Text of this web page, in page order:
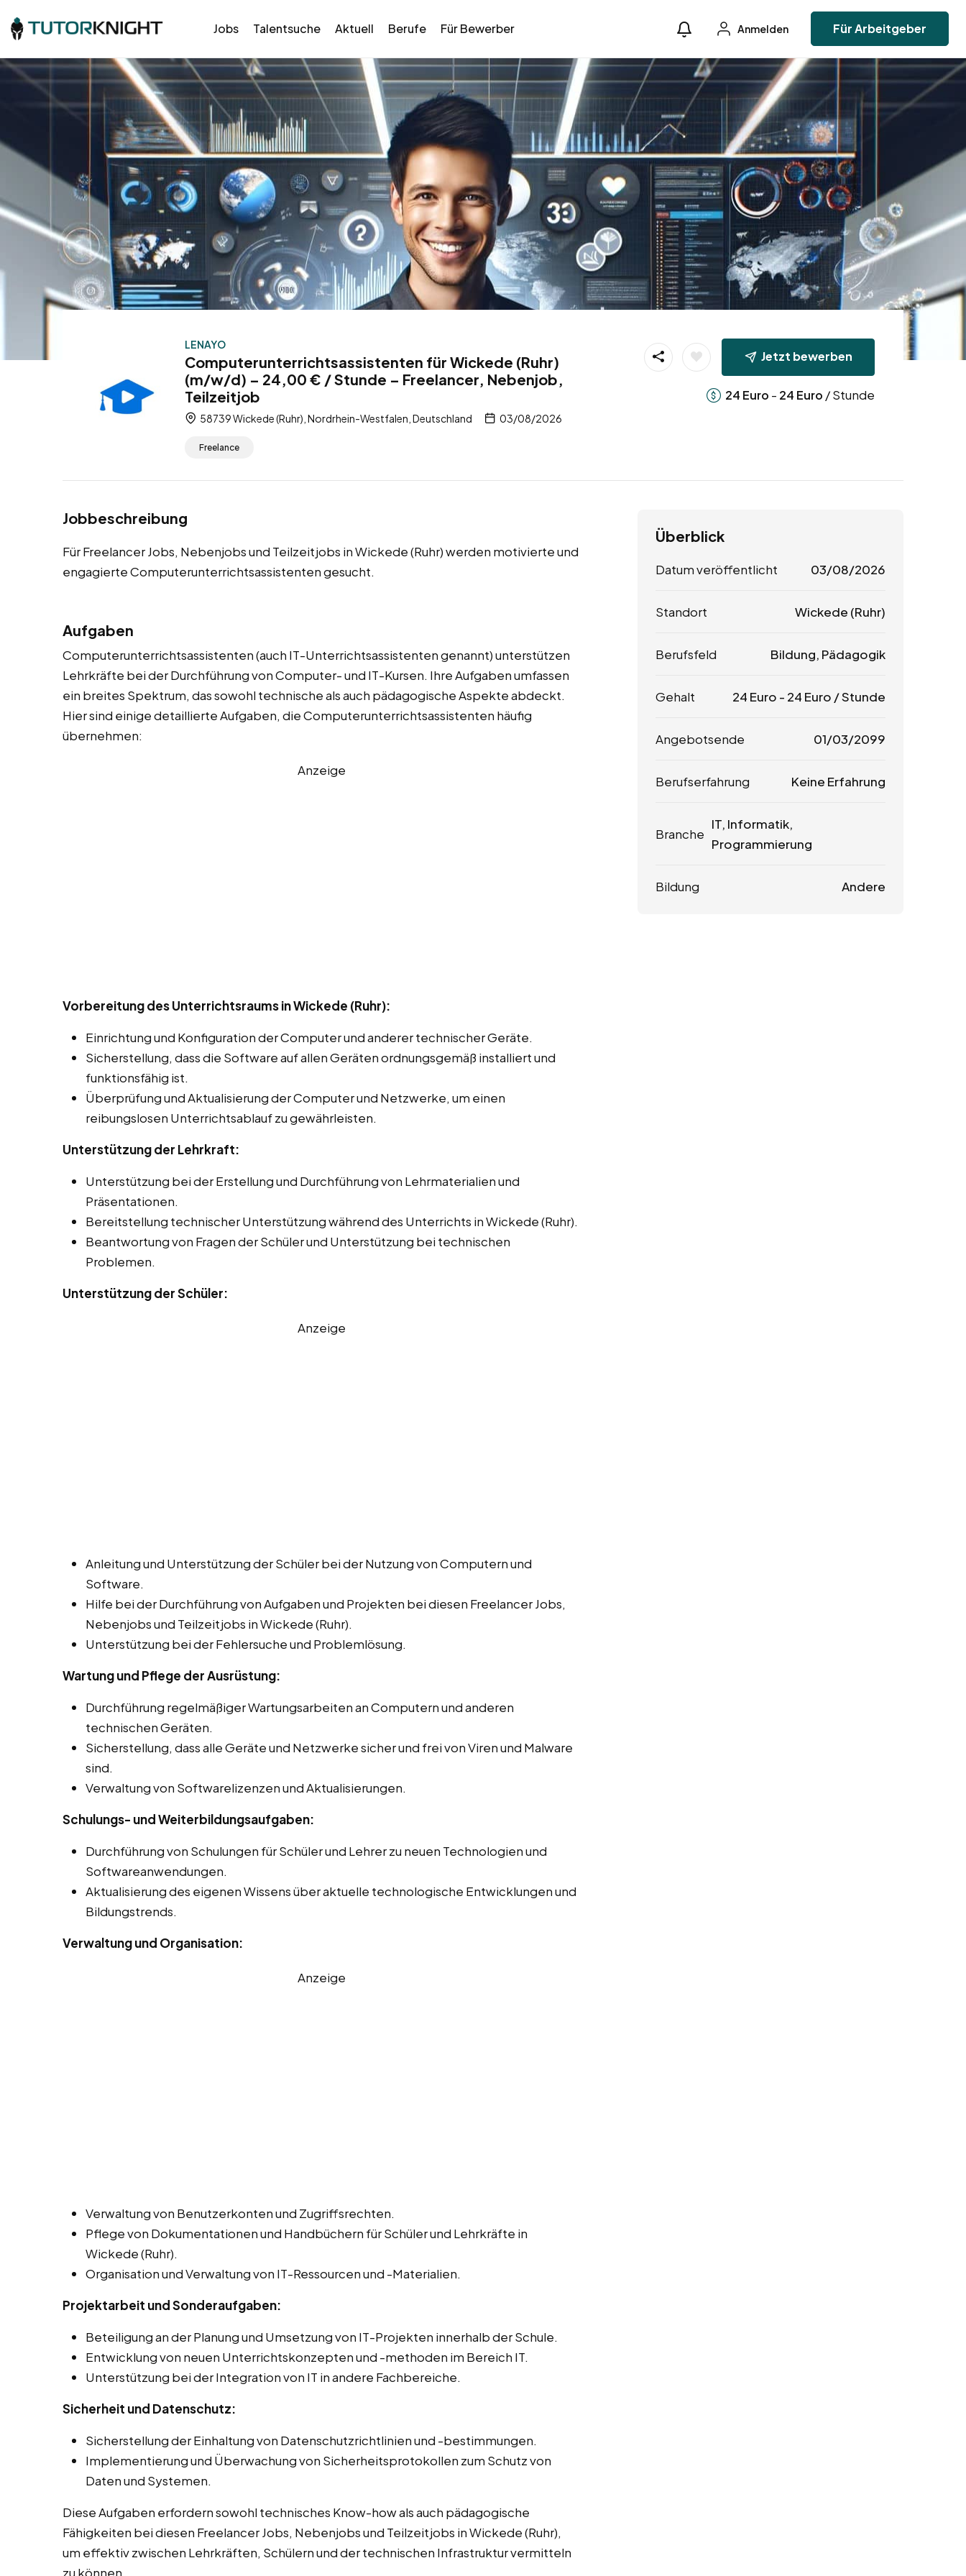
Jobs Talentsuche Aktuell Berufe Für Bewerber Anmelden Für Arbeitgeber
LENAYO
Computerunterrichtsassistenten für Wickede (Ruhr)
(m/w/d) – 24,00 € / Stunde – Freelancer, Nebenjob,
Teilzeitjob
58739 Wickede (Ruhr), Nordrhein-Westfalen, Deutschland 03/08/2026
Freelance
Jetzt bewerben
24 Euro - 24 Euro / Stunde
Jobbeschreibung
Für Freelancer Jobs, Nebenjobs und Teilzeitjobs in Wickede (Ruhr) werden motivierte und
engagierte Computerunterrichtsassistenten gesucht.
Aufgaben
Computerunterrichtsassistenten (auch IT-Unterrichtsassistenten genannt) unterstützen
Lehrkräfte bei der Durchführung von Computer- und IT-Kursen. Ihre Aufgaben umfassen
ein breites Spektrum, das sowohl technische als auch pädagogische Aspekte abdeckt.
Hier sind einige detaillierte Aufgaben, die Computerunterrichtsassistenten häufig
übernehmen:
Anzeige
Vorbereitung des Unterrichtsraums in Wickede (Ruhr):
Einrichtung und Konfiguration der Computer und anderer technischer Geräte.
Sicherstellung, dass die Software auf allen Geräten ordnungsgemäß installiert und
funktionsfähig ist.
Überprüfung und Aktualisierung der Computer und Netzwerke, um einen
reibungslosen Unterrichtsablauf zu gewährleisten.
Unterstützung der Lehrkraft:
Unterstützung bei der Erstellung und Durchführung von Lehrmaterialien und
Präsentationen.
Bereitstellung technischer Unterstützung während des Unterrichts in Wickede (Ruhr).
Beantwortung von Fragen der Schüler und Unterstützung bei technischen
Problemen.
Unterstützung der Schüler:
Anzeige
Anleitung und Unterstützung der Schüler bei der Nutzung von Computern und
Software.
Hilfe bei der Durchführung von Aufgaben und Projekten bei diesen Freelancer Jobs,
Nebenjobs und Teilzeitjobs in Wickede (Ruhr).
Unterstützung bei der Fehlersuche und Problemlösung.
Wartung und Pflege der Ausrüstung:
Durchführung regelmäßiger Wartungsarbeiten an Computern und anderen
technischen Geräten.
Sicherstellung, dass alle Geräte und Netzwerke sicher und frei von Viren und Malware
sind.
Verwaltung von Softwarelizenzen und Aktualisierungen.
Schulungs- und Weiterbildungsaufgaben:
Durchführung von Schulungen für Schüler und Lehrer zu neuen Technologien und
Softwareanwendungen.
Aktualisierung des eigenen Wissens über aktuelle technologische Entwicklungen und
Bildungstrends.
Verwaltung und Organisation:
Anzeige
Verwaltung von Benutzerkonten und Zugriffsrechten.
Pflege von Dokumentationen und Handbüchern für Schüler und Lehrkräfte in
Wickede (Ruhr).
Organisation und Verwaltung von IT-Ressourcen und -Materialien.
Projektarbeit und Sonderaufgaben:
Beteiligung an der Planung und Umsetzung von IT-Projekten innerhalb der Schule.
Entwicklung von neuen Unterrichtskonzepten und -methoden im Bereich IT.
Unterstützung bei der Integration von IT in andere Fachbereiche.
Sicherheit und Datenschutz:
Sicherstellung der Einhaltung von Datenschutzrichtlinien und -bestimmungen.
Implementierung und Überwachung von Sicherheitsprotokollen zum Schutz von
Daten und Systemen.
Diese Aufgaben erfordern sowohl technisches Know-how als auch pädagogische
Fähigkeiten bei diesen Freelancer Jobs, Nebenjobs und Teilzeitjobs in Wickede (Ruhr),
um effektiv zwischen Lehrkräften, Schülern und der technischen Infrastruktur vermitteln
zu können.
Überblick
Datum veröffentlicht 03/08/2026
Standort Wickede (Ruhr)
Berufsfeld Bildung, Pädagogik
Gehalt 24 Euro - 24 Euro / Stunde
Angebotsende 01/03/2099
Berufserfahrung Keine Erfahrung
Branche
IT, Informatik,
Programmierung
Bildung Andere